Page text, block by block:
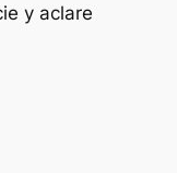
y aclare